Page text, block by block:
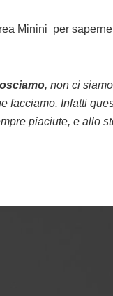
Minini per
, non ci
facciamo. Infatti
piaciute, e allo